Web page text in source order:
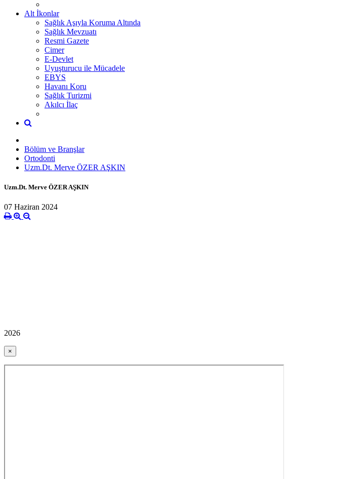
Alt İkonlar
Sağlık Aşıyla Koruma Altında
Sağlık Mevzuatı
Resmi Gazete
Cimer
E-Devlet
Uyuşturucu ile Mücadele
EBYS
Havanı Koru
Sağlık Turizmi
Akılcı İlaç
Bölüm ve Branşlar
Ortodonti
Uzm.Dt. Merve ÖZER AŞKIN
Uzm.Dt. Merve ÖZER AŞKIN
07 Haziran 2024
2026
×